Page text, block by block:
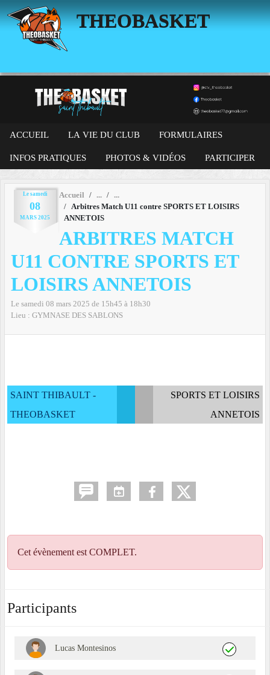
THEOBASKET
ACCUEIL LA VIE DU CLUB FORMULAIRES
INFOS PRATIQUES PHOTOS & VIDÉOS PARTICIPER
Le samedi
08
MARS 2025
Accueil
Arbitres Match U11 contre SPORTS ET LOISIRS
ANNETOIS
ARBITRES MATCH
U11 CONTRE SPORTS ET
LOISIRS ANNETOIS
Le samedi 08 mars 2025 de 15h45 à 18h30
Lieu : GYMNASE DES SABLONS
SAINT THIBAULT -
THEOBASKET
SPORTS ET LOISIRS
ANNETOIS
Cet évènement est COMPLET.
Participants
Lucas Montesinos
Panneau de gestion des cookies